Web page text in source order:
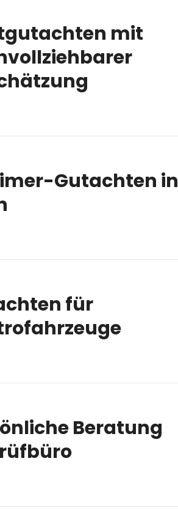
mit
Gutachten in
für
Beratung